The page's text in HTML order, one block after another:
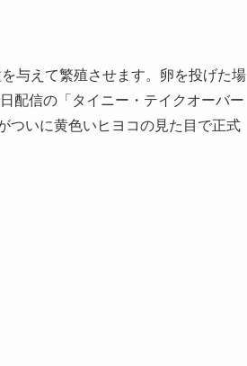
与えて繁殖させます。卵を投げた場
配信の「タイニー・テイクオーバー
ついに黄色いヒヨコの見た目で正式